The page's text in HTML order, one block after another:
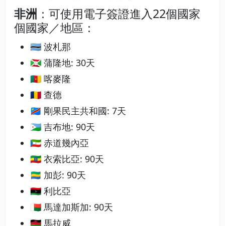
非洲 ：可使用電子簽證進入22個國家
個國家／地區：
🇧🇼 波札那
🇧🇮 蒲隆地: 30天
🇨🇲 喀麥隆
🇹🇩 查德
🇨🇩 剛果民主共和國: 7天
🇩🇯 吉布地: 90天
🇬🇶 赤道幾內亞
🇪🇹 衣索比亞: 90天
🇬🇦 加彭: 90天
🇱🇾 利比亞
🇲🇬 馬達加斯加: 90天
🇲🇼 馬拉威